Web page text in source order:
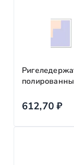
612,70₽